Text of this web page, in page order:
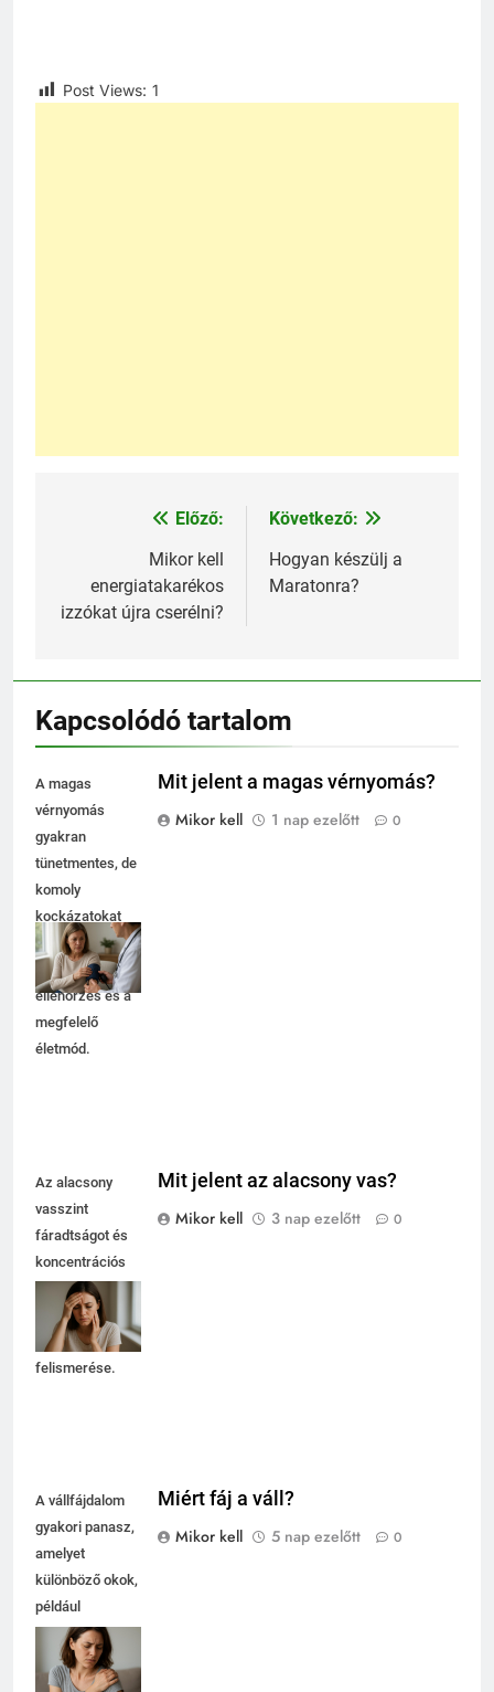
Post Views: 1
Bejegyzés
navigáció
Előző:
Mikor kell
energiatakarékos
izzókat újra cserélni?
Következő:
Hogyan készülj a
Maratonra?
Kapcsolódó tartalom
A magas
vérnyomás
gyakran
tünetmentes, de
komoly
kockázatokat
rejt. Fontos a
rendszeres
ellenőrzés és a
megfelelő
életmód.
Mit jelent a magas vérnyomás?
Mikor kell
1 nap ezelőtt 0
Az alacsony
vasszint
fáradtságot és
koncentrációs
nehézségeket
okozhat, ezért
fontos a tünetek
felismerése.
Mit jelent az alacsony vas?
Mikor kell
3 nap ezelőtt 0
A vállfájdalom
gyakori panasz,
amelyet
különböző okok,
például
túlterhelés vagy
sérülés okozhat.
Fontos a
Miért fáj a váll?
Mikor kell
5 nap ezelőtt 0